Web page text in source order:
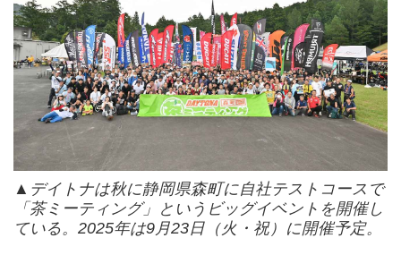
▲デイトナは秋に静岡県森町に自社テストコースで
「茶ミーティング」というビッグイベントを開催し
ている。2025年は9月23日（火・祝）に開催予定。